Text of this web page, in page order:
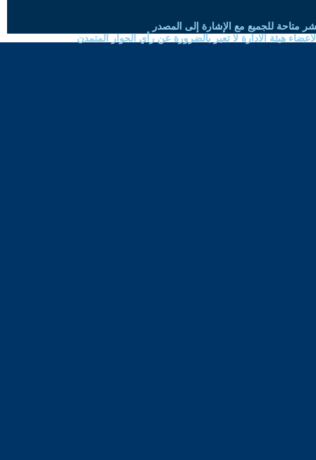
متاحة للجميع مع الإشارة إلى المصدر
هيئة الادارة لا تعبر بالضرورة عن رأي الحوار المتمدن